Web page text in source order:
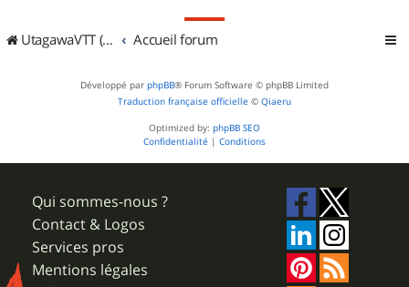
UtagawaVTT (Randos VTT et VTTAE avec traces GPS) Accueil forum
Développé par phpBB® Forum Software © phpBB Limited
Traduction française officielle © Qiaeru
Optimized by: phpBB SEO
Confidentialité | Conditions
Qui sommes-nous ?
Contact & Logos
Services pros
Mentions légales